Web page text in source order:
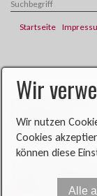
Startseite
​​​​Katholische
Steinweg 6
46419 Isselburg
Telefax: 02874
Wir
Wir nutzen
Cookies
können diese
Alle